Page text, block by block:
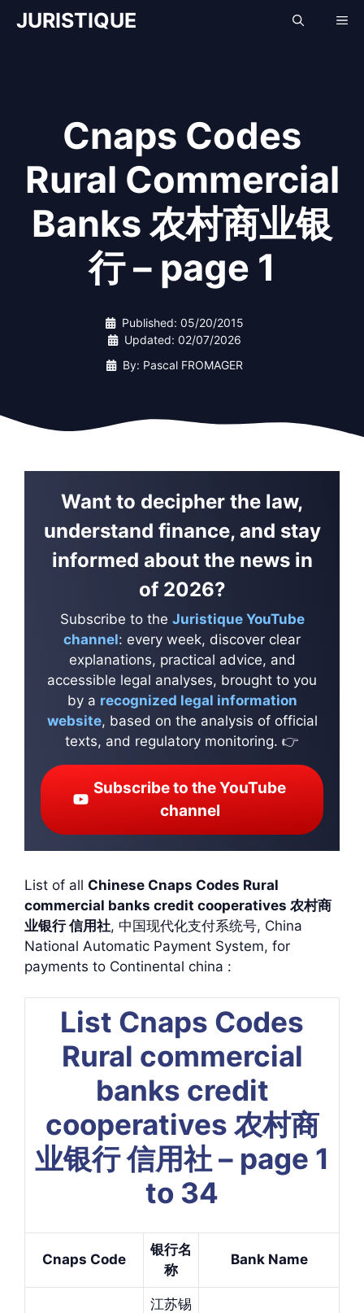
SkipJURISTIQUE
Cnaps Codes
Rural Commercial
Banks 农村商业银
行 – page 1
Published: 05/20/2015
Updated: 02/07/2026
By: Pascal FROMAGER
Want to decipher the law,
understand finance, and stay
informed about the news in
of 2026?
Subscribe to the Juristique YouTube
channel: every week, discover clear
explanations, practical advice, and
accessible legal analyses, brought to you
by a recognized legal information
website, based on the analysis of official
texts, and regulatory monitoring. 👉
Subscribe to the YouTube
channel
List of all Chinese Cnaps Codes Rural
commercial banks credit cooperatives 农村商
业银行 信用社, 中国现代化支付系统号, China
National Automatic Payment System, for
payments to Continental china :
List Cnaps Codes
Rural commercial
banks credit
cooperatives 农村商
业银行 信用社 – page 1
to 34
Cnaps Code
银行名
称
Bank Name
江苏锡